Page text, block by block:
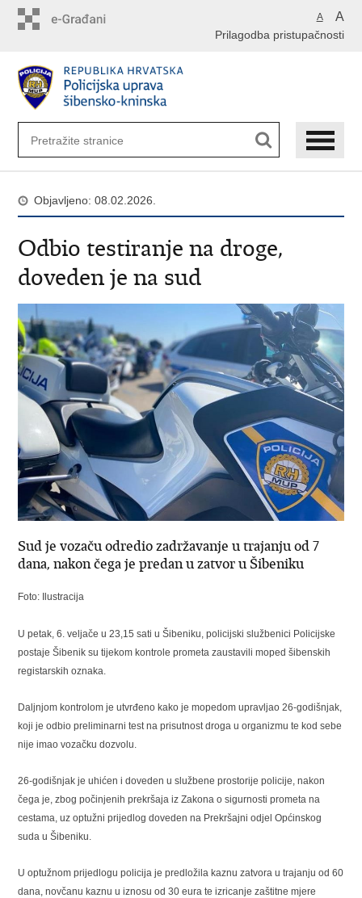
A A
Prilagodba pristupačnosti
Objavljeno: 08.02.2026.
Odbio testiranje na droge,
doveden je na sud
Sud je vozaču odredio zadržavanje u trajanju od 7
dana, nakon čega je predan u zatvor u Šibeniku
Foto: Ilustracija
U petak, 6. veljače u 23,15 sati u Šibeniku, policijski službenici Policijske
postaje Šibenik su tijekom kontrole prometa zaustavili moped šibenskih
registarskih oznaka.
Daljnjom kontrolom je utvrđeno kako je mopedom upravljao 26-godišnjak,
koji je odbio preliminarni test na prisutnost droga u organizmu te kod sebe
nije imao vozačku dozvolu.
26-godišnjak je uhićen i doveden u službene prostorije policije, nakon
čega je, zbog počinjenih prekršaja iz Zakona o sigurnosti prometa na
cestama, uz optužni prijedlog doveden na Prekršajni odjel Općinskog
suda u Šibeniku.
U optužnom prijedlogu policija je predložila kaznu zatvora u trajanju od 60
dana, novčanu kaznu u iznosu od 30 eura te izricanje zaštitne mjere